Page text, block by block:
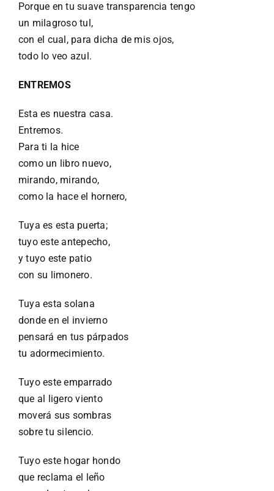
Porque en tu suave transparencia tengo
un milagroso tul,
con el cual, para dicha de mis ojos,
todo lo veo azul.
ENTREMOS
Esta es nuestra casa.
Entremos.
Para ti la hice
como un libro nuevo,
mirando, mirando,
como la hace el hornero,
Tuya es esta puerta;
tuyo este antepecho,
y tuyo este patio
con su limonero.
Tuya esta solana
donde en el invierno
pensará en tus párpados
tu adormecimiento.
Tuyo este emparrado
que al ligero viento
moverá sus sombras
sobre tu silencio.
Tuyo este hogar hondo
que reclama el leño